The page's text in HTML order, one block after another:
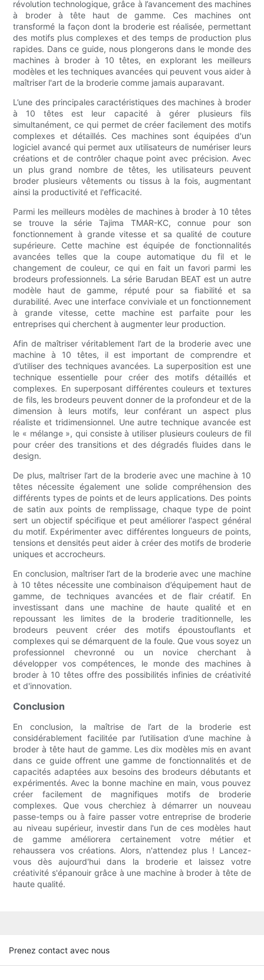
révolution technologique, grâce à l’avancement des machines
à broder à tête haut de gamme. Ces machines ont
transformé la façon dont la broderie est réalisée, permettant
des motifs plus complexes et des temps de production plus
rapides. Dans ce guide, nous plongerons dans le monde des
machines à broder à 10 têtes, en explorant les meilleurs
modèles et les techniques avancées qui peuvent vous aider à
maîtriser l'art de la broderie comme jamais auparavant.
L’une des principales caractéristiques des machines à broder
à 10 têtes est leur capacité à gérer plusieurs fils
simultanément, ce qui permet de créer facilement des motifs
complexes et détaillés. Ces machines sont équipées d'un
logiciel avancé qui permet aux utilisateurs de numériser leurs
créations et de contrôler chaque point avec précision. Avec
un plus grand nombre de têtes, les utilisateurs peuvent
broder plusieurs vêtements ou tissus à la fois, augmentant
ainsi la productivité et l'efficacité.
Parmi les meilleurs modèles de machines à broder à 10 têtes
se trouve la série Tajima TMAR-KC, connue pour son
fonctionnement à grande vitesse et sa qualité de couture
supérieure. Cette machine est équipée de fonctionnalités
avancées telles que la coupe automatique du fil et le
changement de couleur, ce qui en fait un favori parmi les
brodeurs professionnels. La série Barudan BEAT est un autre
modèle haut de gamme, réputé pour sa fiabilité et sa
durabilité. Avec une interface conviviale et un fonctionnement
à grande vitesse, cette machine est parfaite pour les
entreprises qui cherchent à augmenter leur production.
Afin de maîtriser véritablement l’art de la broderie avec une
machine à 10 têtes, il est important de comprendre et
d’utiliser des techniques avancées. La superposition est une
technique essentielle pour créer des motifs détaillés et
complexes. En superposant différentes couleurs et textures
de fils, les brodeurs peuvent donner de la profondeur et de la
dimension à leurs motifs, leur conférant un aspect plus
réaliste et tridimensionnel. Une autre technique avancée est
le « mélange », qui consiste à utiliser plusieurs couleurs de fil
pour créer des transitions et des dégradés fluides dans le
design.
De plus, maîtriser l’art de la broderie avec une machine à 10
têtes nécessite également une solide compréhension des
différents types de points et de leurs applications. Des points
de satin aux points de remplissage, chaque type de point
sert un objectif spécifique et peut améliorer l'aspect général
du motif. Expérimenter avec différentes longueurs de points,
tensions et densités peut aider à créer des motifs de broderie
uniques et accrocheurs.
En conclusion, maîtriser l’art de la broderie avec une machine
à 10 têtes nécessite une combinaison d’équipement haut de
gamme, de techniques avancées et de flair créatif. En
investissant dans une machine de haute qualité et en
repoussant les limites de la broderie traditionnelle, les
brodeurs peuvent créer des motifs époustouflants et
complexes qui se démarquent de la foule. Que vous soyez un
professionnel chevronné ou un novice cherchant à
développer vos compétences, le monde des machines à
broder à 10 têtes offre des possibilités infinies de créativité
et d'innovation.
Conclusion
En conclusion, la maîtrise de l’art de la broderie est
considérablement facilitée par l’utilisation d’une machine à
broder à tête haut de gamme. Les dix modèles mis en avant
dans ce guide offrent une gamme de fonctionnalités et de
capacités adaptées aux besoins des brodeurs débutants et
expérimentés. Avec la bonne machine en main, vous pouvez
créer facilement de magnifiques motifs de broderie
complexes. Que vous cherchiez à démarrer un nouveau
passe-temps ou à faire passer votre entreprise de broderie
au niveau supérieur, investir dans l'un de ces modèles haut
de gamme améliorera certainement votre métier et
rehaussera vos créations. Alors, n'attendez plus ! Lancez-
vous dès aujourd'hui dans la broderie et laissez votre
créativité s'épanouir grâce à une machine à broder à tête de
haute qualité.
Prenez contact avec nous